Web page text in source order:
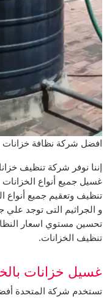
افضل شركة نظافة خزانات
إننا نوفر شركة تنظيف
غسيل جميع أنواع
تنظيف وتعقيم جميع أنواع
و الجراثيم التى توجد
تحسين مستوي اسعار
تنظيف الخزانات.
غسيل خزانات
تستخدم شركة المتحدة